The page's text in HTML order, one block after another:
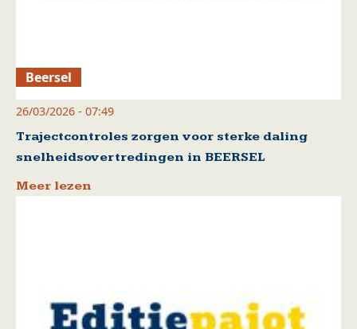
Beersel
26/03/2026 - 07:49
Trajectcontroles zorgen voor sterke daling
snelheidsovertredingen in BEERSEL
Meer lezen